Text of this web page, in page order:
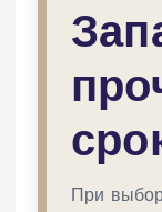
При